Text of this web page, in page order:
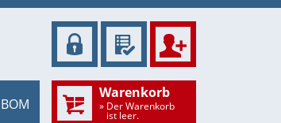
Warenkorb
» Der Warenkorb
ist leer.
BOM